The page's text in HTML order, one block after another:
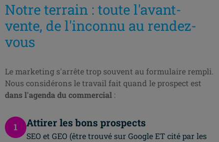
Notre terrain : toute l'avant-
vente, de l'inconnu au rendez-
vous
Le marketing s'arrête trop souvent au formulaire rempli.
Nous considérons le travail fait quand le prospect est
dans l'agenda du commercial :
1 Attirer les bons prospects
SEO et GEO (être trouvé sur Google ET cité par les